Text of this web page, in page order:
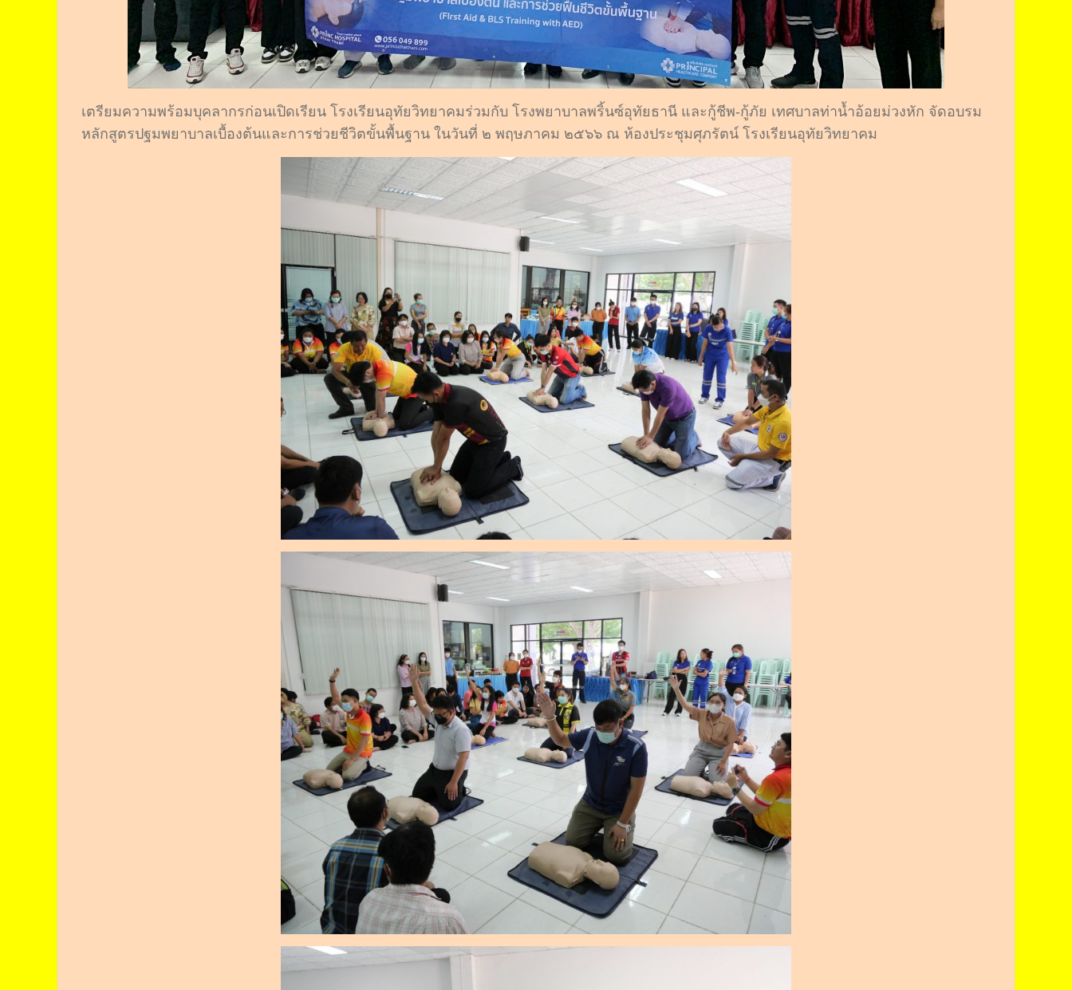
เตรียมความพร้อมบุคลากรก่อนเปิดเรียน โรงเรียนอุทัยวิทยาคมร่วมกับ โรงพยาบาลพริ้นซ์อุทัยธานี และกู้ชีพ-กู้ภัย เทศบาลท่าน้ำอ้อยม่วงหัก จัดอบรม
หลักสูตรปฐมพยาบาลเบื้องต้นและการช่วยชีวิตขั้นพื้นฐาน ในวันที่ ๒ พฤษภาคม ๒๕๖๖ ณ ห้องประชุมศุภรัตน์ โรงเรียนอุทัยวิทยาคม